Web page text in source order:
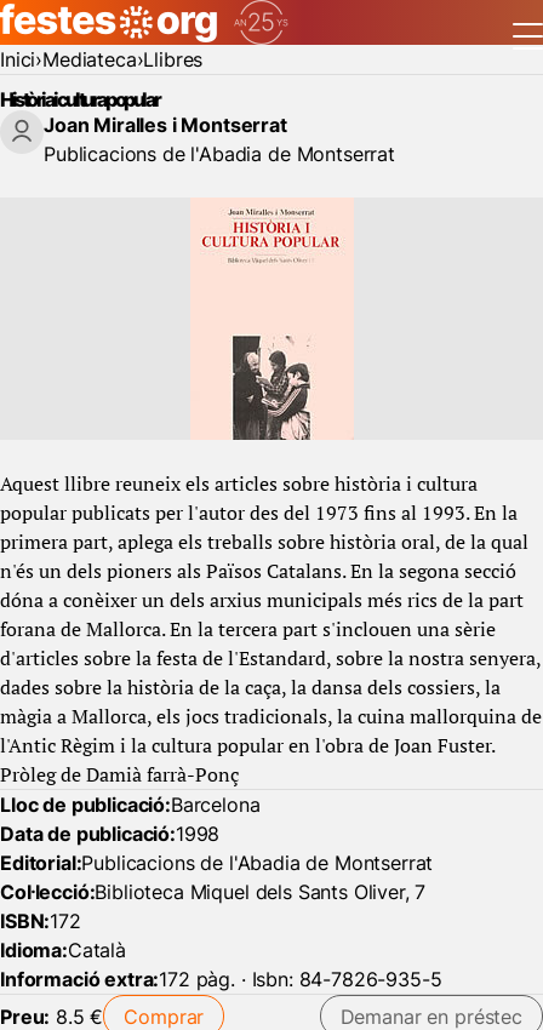
Inici Mediateca Llibres
Història i cultura popular
Joan Miralles i Montserrat
Publicacions de l'Abadia de Montserrat
Aquest llibre reuneix els articles sobre història i cultura
popular publicats per l'autor des del 1973 fins al 1993. En la
primera part, aplega els treballs sobre història oral, de la qual
n'és un dels pioners als Països Catalans. En la segona secció
dóna a conèixer un dels arxius municipals més rics de la part
forana de Mallorca. En la tercera part s'inclouen una sèrie
d'articles sobre la festa de l'Estandard, sobre la nostra senyera,
dades sobre la història de la caça, la dansa dels cossiers, la
màgia a Mallorca, els jocs tradicionals, la cuina mallorquina de
l'Antic Règim i la cultura popular en l'obra de Joan Fuster.
Pròleg de Damià farrà-Ponç
Lloc de publicació:Barcelona
Data de publicació:1998
Editorial:Publicacions de l'Abadia de Montserrat
Col·lecció:Biblioteca Miquel dels Sants Oliver, 7
ISBN:172
Idioma:Català
Informació extra:172 pàg. · Isbn: 84-7826-935-5
Preu: 8.5 € Comprar Demanar en préstec